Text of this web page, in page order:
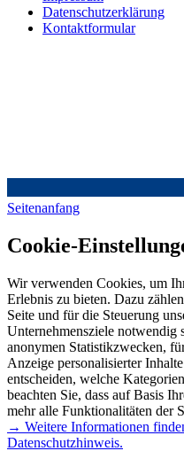
Datenschutzerklärung
Kontaktformular
Seitenanfang
Cookie-
Wir verwenden Cookies, um
Erlebnis zu bieten. Dazu
Seite und für die Steuerung
Unternehmensziele notwendig
anonymen Statistikzwecken,
Anzeige personalisierter
entscheiden, welche
beachten Sie, dass auf Basis
mehr alle Funktionalitäten der
→ Weitere Informationen
Datenschutzhinweis.